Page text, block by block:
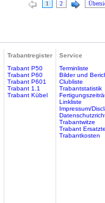
1 2
Trabantregister
Trabant P50
Trabant P60
Trabant P601
Trabant 1.1
Trabant Kübel
Service
Terminliste
Bilder und
Clubliste
Trabantstatistik
Linkliste
Impressum/
Trabantwitze
Trabant
Trabantkosten